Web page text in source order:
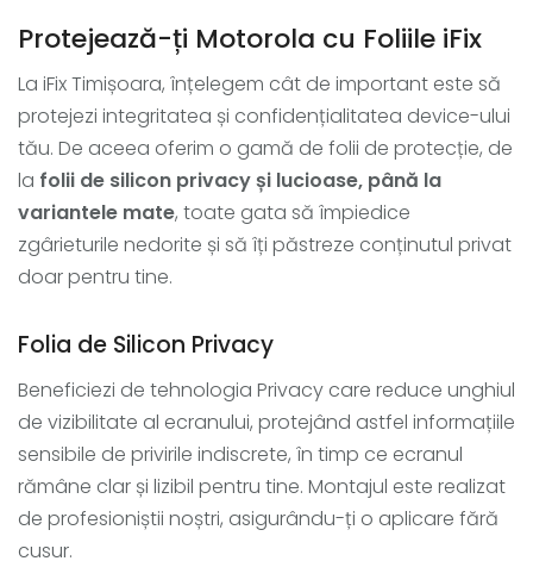
Protejează-ți Motorola cu Foliile iFix
La iFix Timișoara, înțelegem cât de important este să
protejezi integritatea și confidențialitatea device-ului
tău. De aceea oferim o gamă de folii de protecție, de
la folii de silicon privacy și lucioase, până la
variantele mate, toate gata să împiedice
zgârieturile nedorite și să îți păstreze conținutul privat
doar pentru tine.
Folia de Silicon Privacy
Beneficiezi de tehnologia Privacy care reduce unghiul
de vizibilitate al ecranului, protejând astfel informațiile
sensibile de privirile indiscrete, în timp ce ecranul
rămâne clar și lizibil pentru tine. Montajul este realizat
de profesioniștii noștri, asigurându-ți o aplicare fără
cusur.